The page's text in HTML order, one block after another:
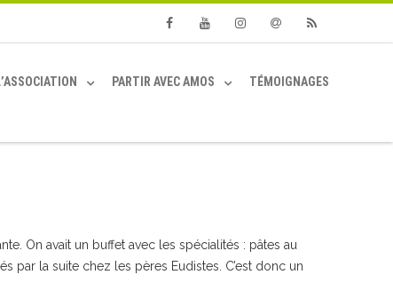
PARTIR AVEC AMOS TÉMOIGNAGES
On avait un buffet avec les spécialités : pâtes au
par la suite chez les pères Eudistes. C’est donc un